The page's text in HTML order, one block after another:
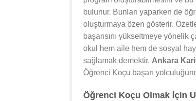
bulunur. Bunları yaparken de
oluşturmaya özen gösterir.
başarısını yükseltmeye
okul hem aile hem de sosyal
sağlamak demektir. Ankara
Öğrenci Koçu başarı
Öğrenci Koçu Olmak İçin